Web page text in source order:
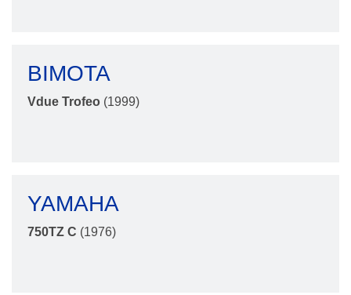
BIMOTA
Vdue Trofeo (1999)
YAMAHA
750TZ C (1976)